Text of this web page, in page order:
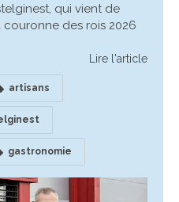
qui vient de
des rois 2026
Lire l'article
artisans
gastronomie